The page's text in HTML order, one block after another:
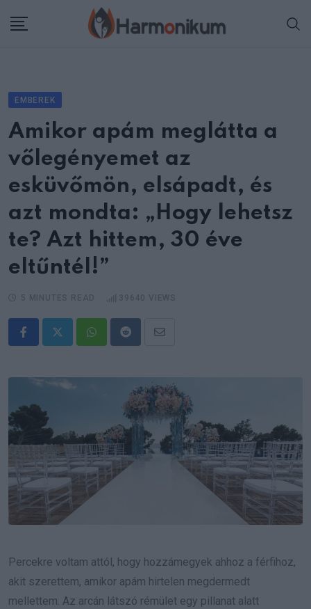
EMBEREK
Amikor apám meglátta a
vőlegényemet az
esküvőmön, elsápadt, és
azt mondta: „Hogy lehetsz
te? Azt hittem, 30 éve
eltűntél!”
WhatsappRedditShare
Percekre voltam attól, hogy hozzámegyek ahhoz a férfihoz,
akit szerettem, amikor apám hirtelen megdermedt
mellettem. Az arcán látszó rémület egy pillanat alatt